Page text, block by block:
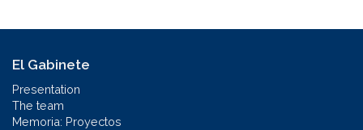
El Gabinete
Presentation
The team
Memoria: Proyectos